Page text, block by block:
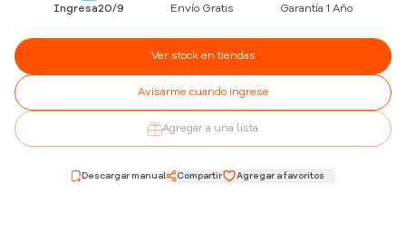
Ingresa20/9 Envío Gratis Garantía 1 Año
Ver stock en tiendas
Avisarme cuando ingrese
Agregar a una lista
Descargar manual Compartir Agregar a favoritos